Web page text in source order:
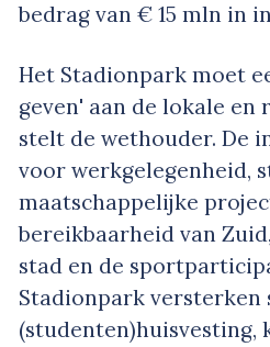
bedrag van € 15 mln in
Het Stadionpark moet
geven' aan de lokale en
stelt de wethouder. De
voor werkgelegenheid,
maatschappelijke
bereikbaarheid van
stad en de
Stadionpark versterken
(studenten)huisvesting,